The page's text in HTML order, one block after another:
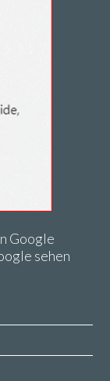
Google
sehen